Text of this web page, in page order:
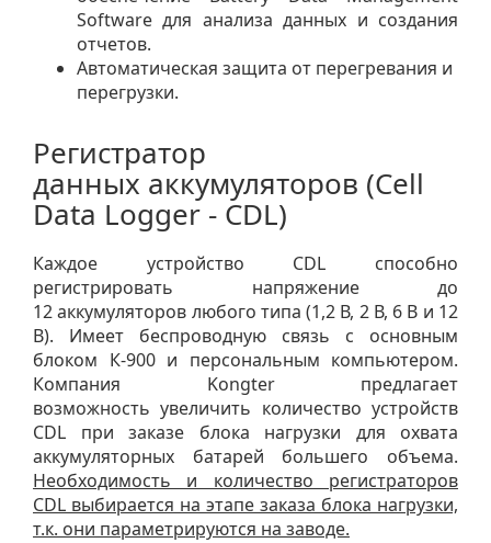
Software для анализа данных и создания
отчетов.
Автоматическая защита от перегревания и
перегрузки.
Регистратор
данных аккумуляторов (Cell
Data Logger - CDL)
Каждое устройство CDL способно
регистрировать напряжение до
12 аккумуляторов любого типа (1,2 В, 2 В, 6 В и 12
В). Имеет беспроводную связь с основным
блоком К-900 и персональным компьютером.
Компания Kongter предлагает
возможность увеличить количество устройств
CDL при заказе блока нагрузки для охвата
аккумуляторных батарей большего объема.
Необходимость и количество регистраторов
CDL выбирается на этапе заказа блока нагрузки,
т.к. они параметрируются на заводе.